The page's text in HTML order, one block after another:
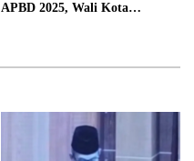
APBD 2025, Wali Kota